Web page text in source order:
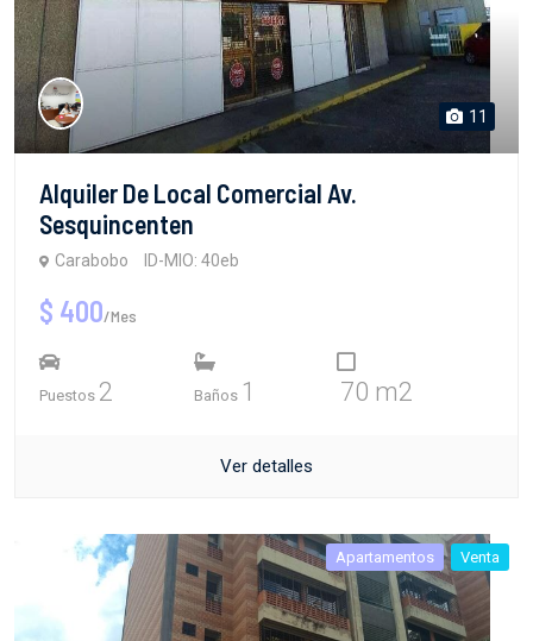
11
Alquiler De Local Comercial Av.
Sesquincenten
Carabobo ID-MIO: 40eb
$ 400/Mes
Puestos 2 Baños 1 70 m2
Ver detalles
Apartamentos Venta